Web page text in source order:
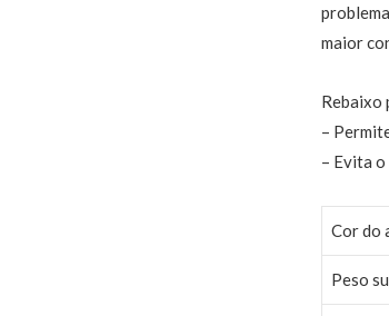
maior
Rebaixo
–
– Evita
Cor do
Peso